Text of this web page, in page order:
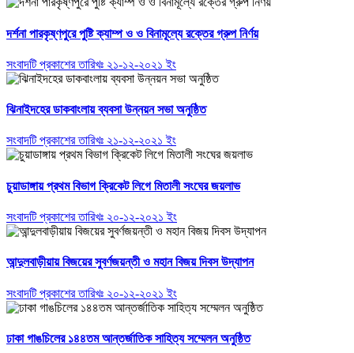
দর্শনা পারকৃষ্ণপুরে পুষ্টি ক্যাম্প ও ও বিনামূল্যে রক্তের গ্রুপ নির্ণয়
সংবাদটি প্রকাশের তারিখঃ ২১-১২-২০২১ ইং
ঝিনাইদহের ডাকবাংলায় ব্যবসা উন্নয়ন সভা অনুষ্ঠিত
সংবাদটি প্রকাশের তারিখঃ ২১-১২-২০২১ ইং
চুয়াডাঙ্গায় প্রথম বিভাগ ক্রিকেট লিগে মিতালী সংঘের জয়লাভ
সংবাদটি প্রকাশের তারিখঃ ২০-১২-২০২১ ইং
আন্দুলবাড়ীয়ায় বিজয়ের সুবর্ণজয়ন্তী ও মহান বিজয় দিবস উদ্যাপন
সংবাদটি প্রকাশের তারিখঃ ২০-১২-২০২১ ইং
ঢাকা গাঙচিলের ১৪৪তম আন্তর্জাতিক সাহিত্য সম্মেলন অনুষ্ঠিত